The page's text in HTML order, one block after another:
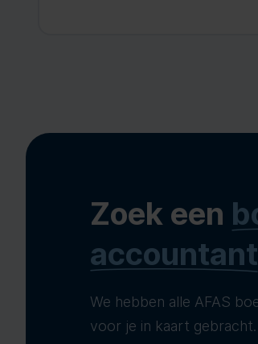
Zoek een
accountant
We hebben alle AFAS
voor je in kaart